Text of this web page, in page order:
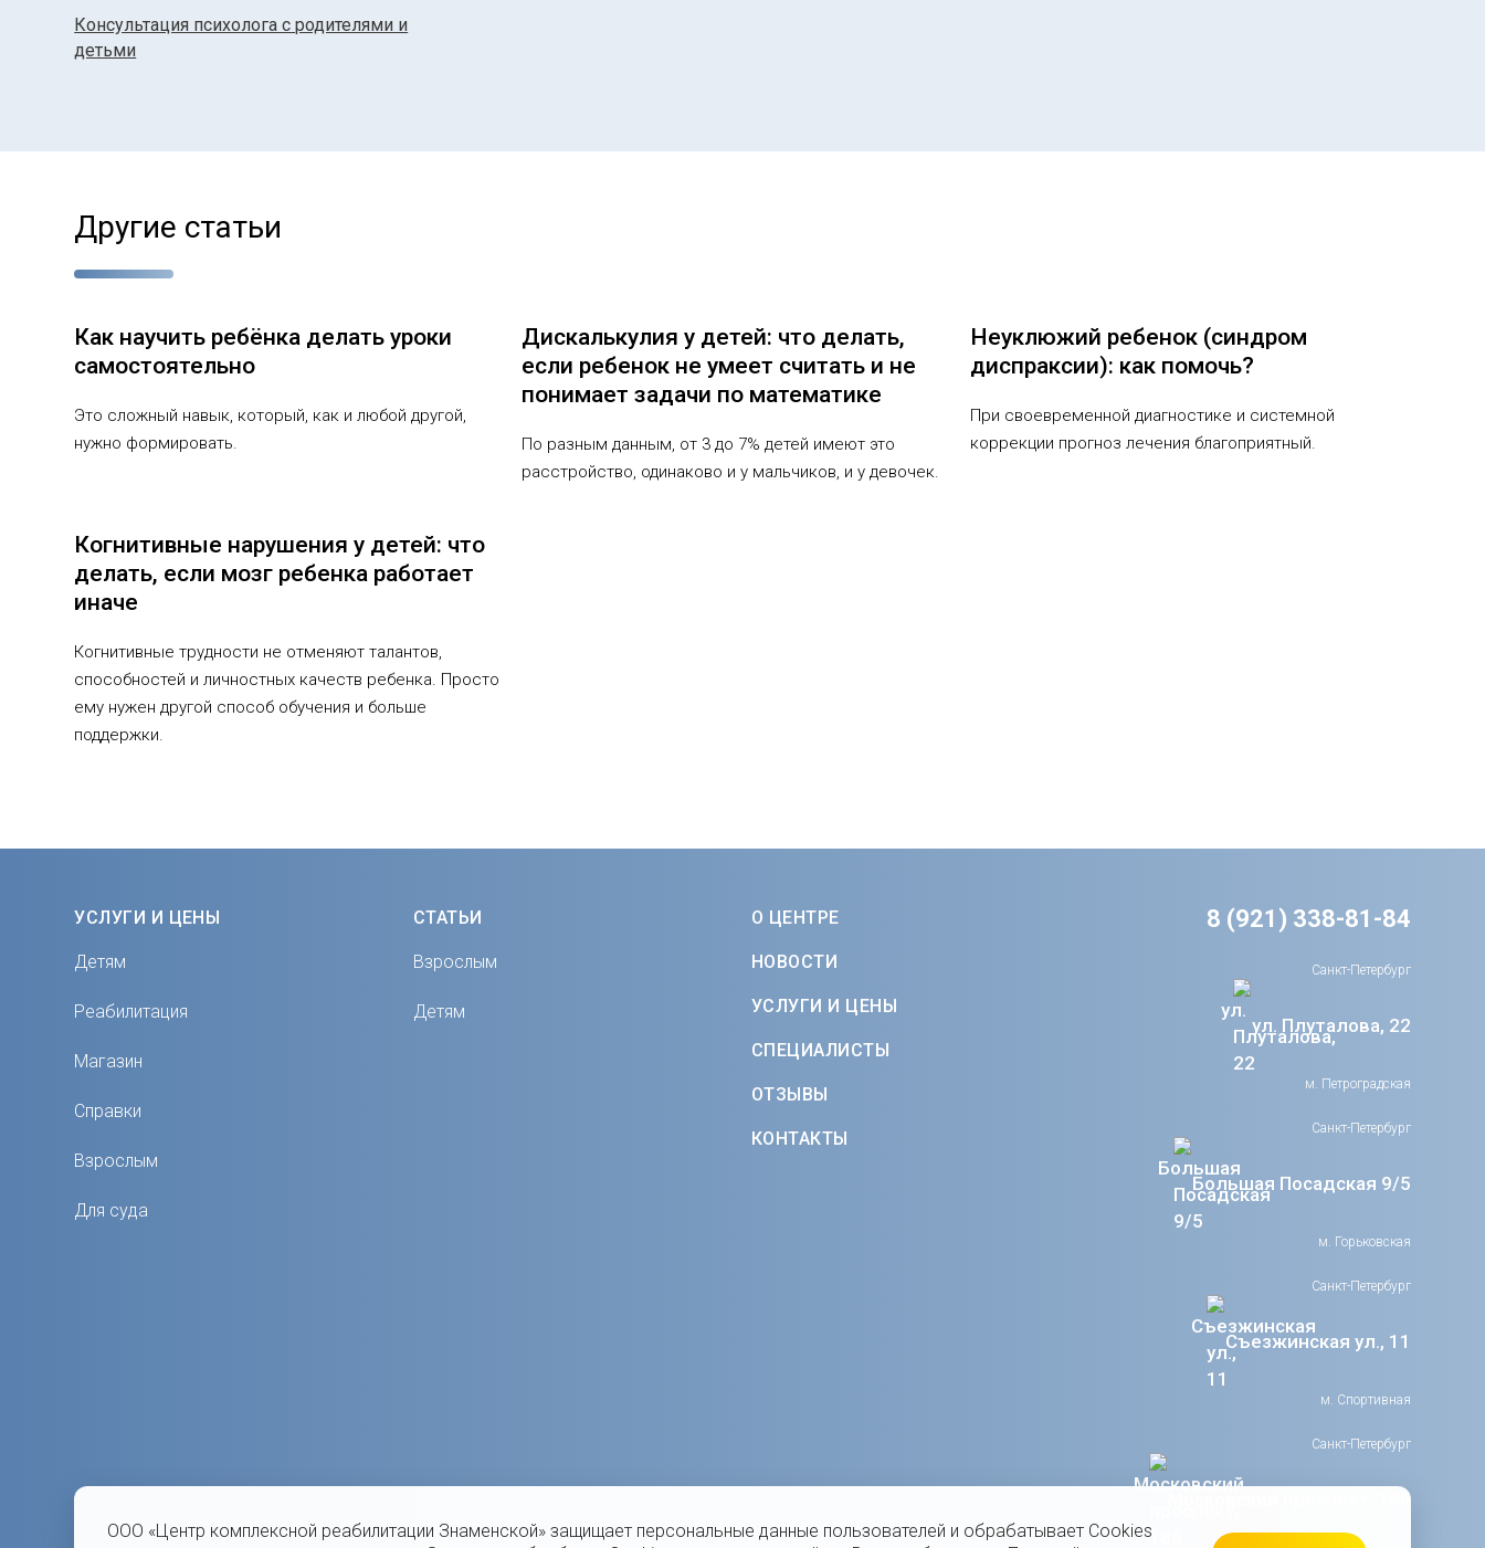
ООО «Центр комплексной реабилитации Знаменской» защищает персональные данные пользователей и обрабатывает Cookies
Консультация психолога с родителями и
детьми
Другие статьи
Как научить ребёнка делать уроки
самостоятельно
Это сложный навык, который, как и любой другой,
нужно формировать.
Дискалькулия у детей: что делать,
если ребенок не умеет считать и не
понимает задачи по математике
По разным данным, от 3 до 7% детей имеют это
расстройство, одинаково и у мальчиков, и у девочек.
Неуклюжий ребенок (синдром
диспраксии): как помочь?
При своевременной диагностике и системной
коррекции прогноз лечения благоприятный.
Когнитивные нарушения у детей: что
делать, если мозг ребенка работает
иначе
Когнитивные трудности не отменяют талантов,
способностей и личностных качеств ребенка. Просто
ему нужен другой способ обучения и больше
поддержки.
УСЛУГИ И ЦЕНЫ
Детям
Реабилитация
Магазин
Справки
Взрослым
Для суда
СТАТЬИ
Взрослым
Детям
О ЦЕНТРЕ
НОВОСТИ
УСЛУГИ И ЦЕНЫ
СПЕЦИАЛИСТЫ
ОТЗЫВЫ
КОНТАКТЫ
8 (921) 338-81-84
Санкт-Петербург
ул. Плуталова, 22
м. Петроградская
Санкт-Петербург
Большая Посадская 9/5
м. Горьковская
Санкт-Петербург
Съезжинская ул., 11
м. Спортивная
Санкт-Петербург
Московский проспект, 186